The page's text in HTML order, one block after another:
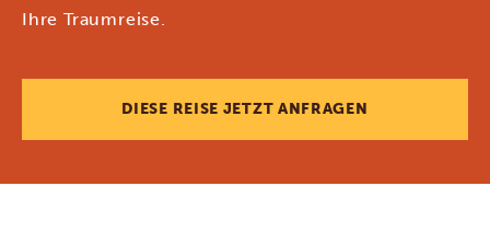
Ihre Traumreise.
DIESE REISE JETZT ANFRAGEN